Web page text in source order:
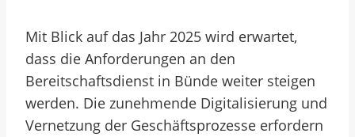
Mit Blick auf das Jahr 2025 wird erwartet,
dass die Anforderungen an den
Bereitschaftsdienst in Bünde weiter steigen
werden. Die zunehmende Digitalisierung und
Vernetzung der Geschäftsprozesse erfordern